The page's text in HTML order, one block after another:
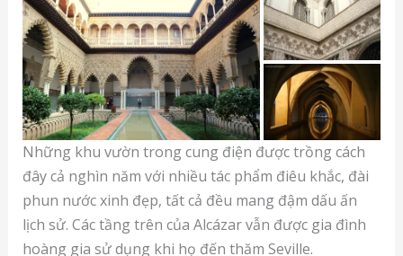
Những khu vườn trong cung điện được trồng cách
đây cả nghìn năm với nhiều tác phẩm điêu khắc, đài
phun nước xinh đẹp, tất cả đều mang đậm dấu ấn
lịch sử. Các tầng trên của Alcázar vẫn được gia đình
hoàng gia sử dụng khi họ đến thăm Seville.